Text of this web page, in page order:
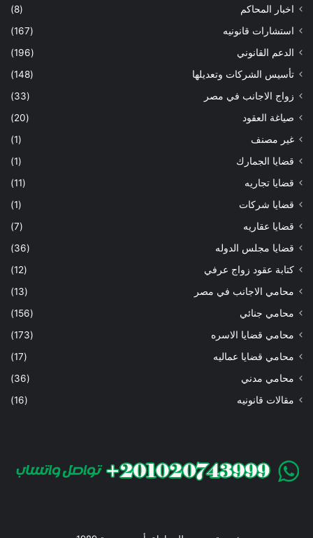
اخبار المحاكم
(8)
استشارات قانونيه
(167)
الدعم القانوني
(196)
تأسيس الشركات وتعديلها
(148)
زواج الاجانب في مصر
(33)
صياغة العقود
(20)
غير مصنف
(1)
قضايا الجمارك
(1)
قضايا تجاريه
(11)
قضايا شركات
(1)
قضايا عقاريه
(7)
قضايا مجلس الدوله
(36)
كتابة عقود زواج عرفي
(12)
محامي الاجانب في مصر
(13)
محامي جنائي
(156)
محامي قضايا الاسره
(173)
محامي قضايا عماليه
(17)
محامي مدني
(36)
مقالات قانونيه
(16)